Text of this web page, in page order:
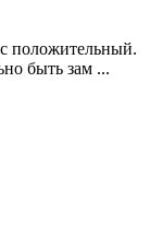
положительный.
быть зам ...